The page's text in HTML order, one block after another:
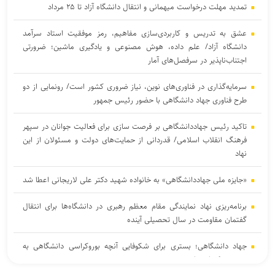
تمدید مهلت درخواست میهمانی و انتقال دانشگاه آزاد تا ۲۵ مرداد
عشق به تدریس و کاربردی‌سازی مفاهیم، رمز موفقیت استاد سرآمد
دانشگاه آزاد/ علم داده، هوش مصنوعی و یادگیری ماشین؛ ضرورتی
اجتناب‌ناپذیر در سرفصل‌های آمار
سرمایه‌گذاری در فناوری‌های نوین، نیاز ضروری کشور است/ رونمایی از دو
طرح فناوری جهاد دانشگاهی با حضور رئیس جمهور
تاکید رئیس جهاددانشگاهی بر فرصت سازی برای فعالیت جوانان در سپهر
فرهنگ انقلاب اسلامی/ قدردانی از حمایت‌های دولت و مسئولان از این
نهاد
«جایزه ملی جهاددانشگاهی» به خانواده شهید دکتر علی لاریجانی اعطا شد
برنامه‌ریزی نهاد نمایندگی مقام معظم رهبری در دانشگاه‌ها برای انتقال
گفتمان مقاومت در سال تحصیلی آینده
جهاد دانشگاهی؛ بستری برای شکوفایی آنچه بوروکراسی دانشگاهی به
بن‌بست کشانده است